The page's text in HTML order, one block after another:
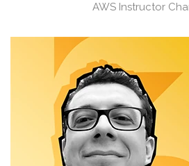
AWS Instructor